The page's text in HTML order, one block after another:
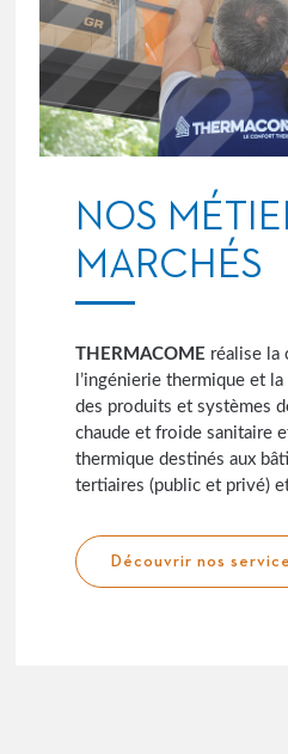
NOS
MARCHÉS
THERMACOME réalise la
l’ingénierie thermique et
des produits et systèmes
chaude et froide sanitaire
thermique destinés aux
tertiaires (public et privé)
Découvrir nos